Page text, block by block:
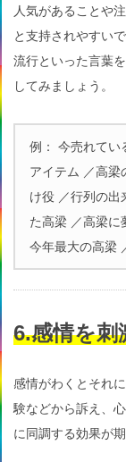
人気があることや
と支持されやすい
流行といった言葉
してみましょう。
例： 今売れてい
アイテム ／高梁
け役 ／行列の出
た高梁 ／高梁に
今年最大の高梁
6.感情を刺
感情がわくとそれ
験などから訴え、
に同調する効果が期